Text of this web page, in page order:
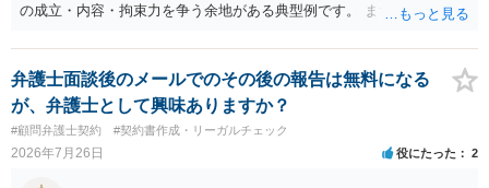
の成立・内容・拘束力を争う余地がある典型例です。 まずは、運営と
みてはいかがでしょうか。 また同時並行で（もしまだされていないの
であれば）書面で退所意思の明確化はしておくべきだと考えます。
弁護士面談後のメールでのその後の報告は無料になる
が、弁護士として興味ありますか？
#顧問弁護士契約 #契約書作成・リーガルチェック
2026年7月26日 役にたった 2